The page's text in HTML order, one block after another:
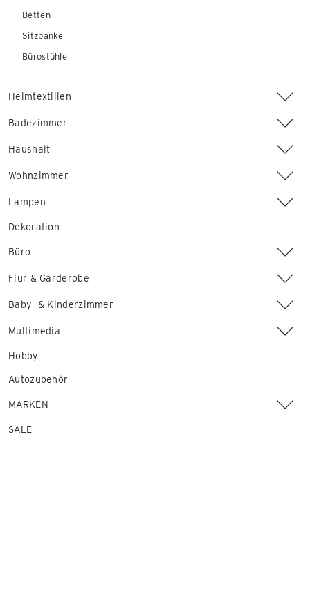
Betten
Sitzbänke
Bürostühle
Heimtextilien
Badezimmer
Haushalt
Wohnzimmer
Lampen
Dekoration
Büro
Flur & Garderobe
Baby- & Kinderzimmer
Multimedia
Hobby
Autozubehör
MARKEN
SALE